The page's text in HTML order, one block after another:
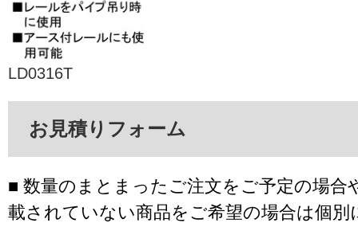
LD0316T
お見積りフォーム
■ 数量のまとまったご注文をご予定の場合
載されていない商品をご希望の場合は個別